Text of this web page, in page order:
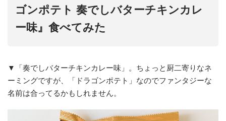
ゴンポテト 奏でしバターチキンカレ
ー味』食べてみた
▼「奏でしバターチキンカレー味」。ちょっと厨二寄りなネ
ーミングですが、「ドラゴンポテト」なのでファンタジーな
名前は合ってるかもしれません。